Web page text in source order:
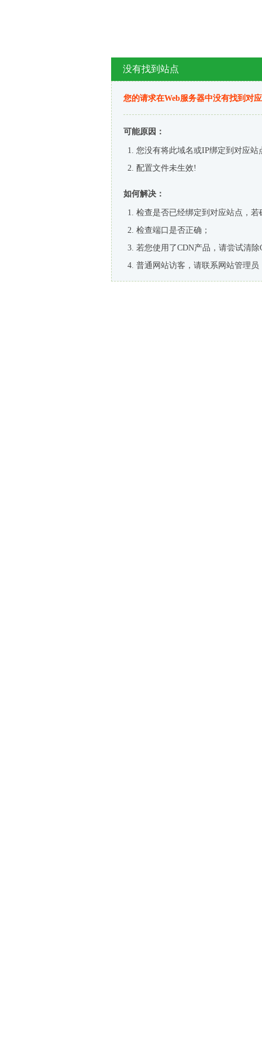
没有找到站点
您的请求在Web服务器中没有找到对
可能原因：
您没有将此域名或IP绑定到对应站
配置文件未生效!
如何解决：
检查是否已经绑定到对应站点，
检查端口是否正确；
若您使用了CDN产品，请尝试清除
普通网站访客，请联系网站管理员